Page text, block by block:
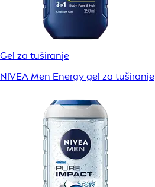
Gel za tuširanje
NIVEA Men Energy gel za tuširanje